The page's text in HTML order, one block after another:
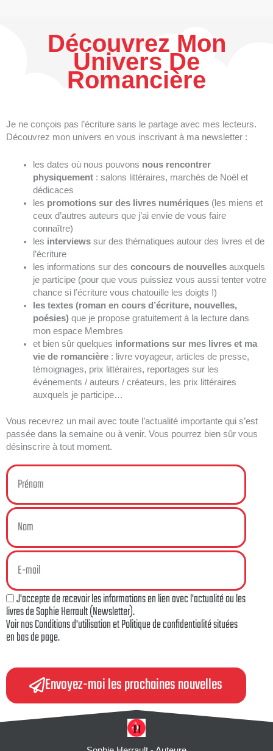
Découvrez Mon
Univers De
Romancière
Je ne conçois pas l’écriture sans le partage avec mes lecteurs.
Découvrez mon univers en vous inscrivant à ma newsletter :
les dates où nous pouvons nous rencontrer
physiquement: salons littéraires, marchés de Noël et
dédicaces
les promotions sur des livres numériques(les miens et
ceux d’autres auteurs que j’ai envie de vous faire
connaître)
les interviewssur des thématiques autour des livres et de
l’écriture
les informations sur des concours de nouvellesauxquels
je participe (pour que vous puissiez vous aussi tenter votre
chance si l’écriture vous chatouille les doigts !)
les textes (roman en cours d’écriture, nouvelles,
poésies)que je propose gratuitement à la lecture dans
mon espace Membres
et bien sûr quelques informations sur mes livres et ma
vie de romancière: livre voyageur, articles de presse,
témoignages, prix littéraires, reportages sur les
événements / auteurs / créateurs, les prix littéraires
auxquels je participe…
Vous recevrez un mail avec toute l’actualité importante qui s’est
passée dans la semaine ou à venir. Vous pourrez bien sûr vous
désinscrire à tout moment.
J'accepte de recevoir les informations en lien avec l'actualité ou les
livres de Sophie Herrault (Newsletter).
Voir nos Conditions d'utilisation et Politique de confidentialité situées
en bas de page.
Envoyez-moi les prochaines nouvelles